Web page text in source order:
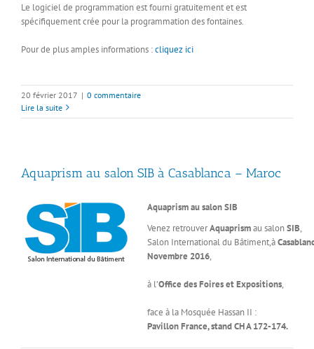
Le logiciel de programmation est fourni gratuitement et est
spécifiquement crée pour la programmation des fontaines.
Pour de plus amples informations :cliquez ici
20 février 2017 | 0 commentaire
Lire la suite
Aquaprism au salon SIB à Casablanca – Maroc
Aquaprism au salon SIB
Venez retrouverAquaprismau salonSIB,
Salon International du Bâtiment,à
Novembre 2016,
à l’Office des Foires et Expositions,
face à la Mosquée Hassan II :
Pavillon France, stand CH A 172-174.